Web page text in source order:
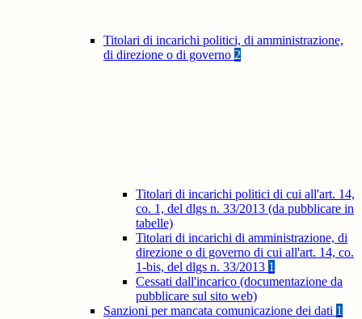
Titolari di incarichi politici, di amministrazione,
di direzione o di governo 2
Titolari di incarichi politici di cui all'art. 14,
co. 1, del dlgs n. 33/2013 (da pubblicare in
tabelle)
Titolari di incarichi di amministrazione, di
direzione o di governo di cui all'art. 14, co.
1-bis, del dlgs n. 33/2013 1
Cessati dall'incarico (documentazione da
pubblicare sul sito web)
Sanzioni per mancata comunicazione dei dati 1